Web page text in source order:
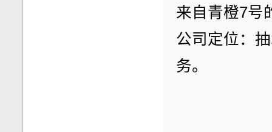
来自青橙7号
公司定位：
务。